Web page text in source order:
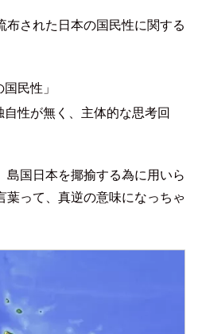
布された日本の国民性に関する
民性」
自性が無く、主体的な思考回
島国日本を揶揄する為に用いら
葉って、真逆の意味になっちゃ